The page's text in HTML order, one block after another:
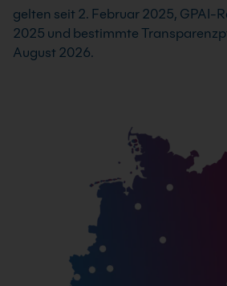
gelten seit 2. Februar 2025, GPAI-
2025 und bestimmte
August 2026.